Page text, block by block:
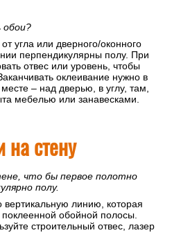
обои?
угла или дверного/оконного
перпендикулярны полу. При
отвес или уровень, чтобы
оклеивание нужно в
– над дверью, в углу, там,
мебелью или занавесками.
на стену
что бы первое полотно
полу.
вертикальную линию, которая
поклеенной обойной полосы.
строительный отвес, лазер